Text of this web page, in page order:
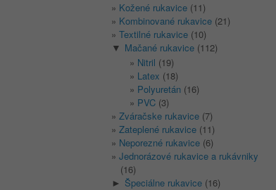
Kožené rukavice (11)
Kombinované rukavice (21)
Textilné rukavice (10)
▼ Mačané rukavice (112)
Nitril (19)
Latex (18)
Polyuretán (16)
PVC (3)
Zváračske rukavice (7)
Zateplené rukavice (11)
Neporezné rukavice (6)
Jednorázové rukavice a rukávniky
(16)
► Špeciálne rukavice (16)